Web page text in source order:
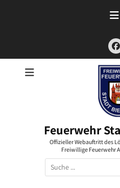
Feuerwehr
Offizieller Webauftritt des
Freiwillige Feuerwehr
Suchen
nach: